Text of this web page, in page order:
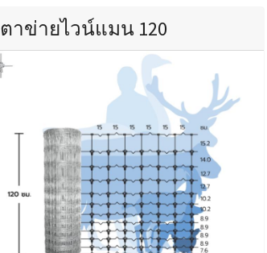
ตาข่ายไวน์แมน 120